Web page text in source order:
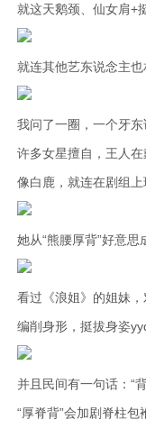
就这天鹅颈、仙女肩+
就连其他艺东说念主
我问了一圈，一个牙东
许多女星擅自，王人在
像白鹿，就连在剧组
她从“熊腰厚背”好意
看过《浪姐》的姐妹
编削身形，挺拔身姿
并且民间有一句话：“
“厚脊背”会加剧脊柱